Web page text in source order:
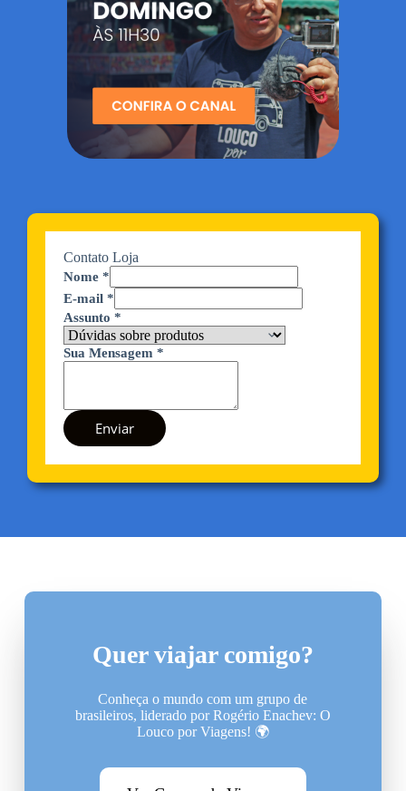
Contato Loja
Nome *
E-mail *
Assunto *
Sua Mensagem *
Enviar
Quer viajar comigo?
Conheça o mundo com um grupo de
brasileiros, liderado por Rogério Enachev: O
Louco por Viagens! 🌍